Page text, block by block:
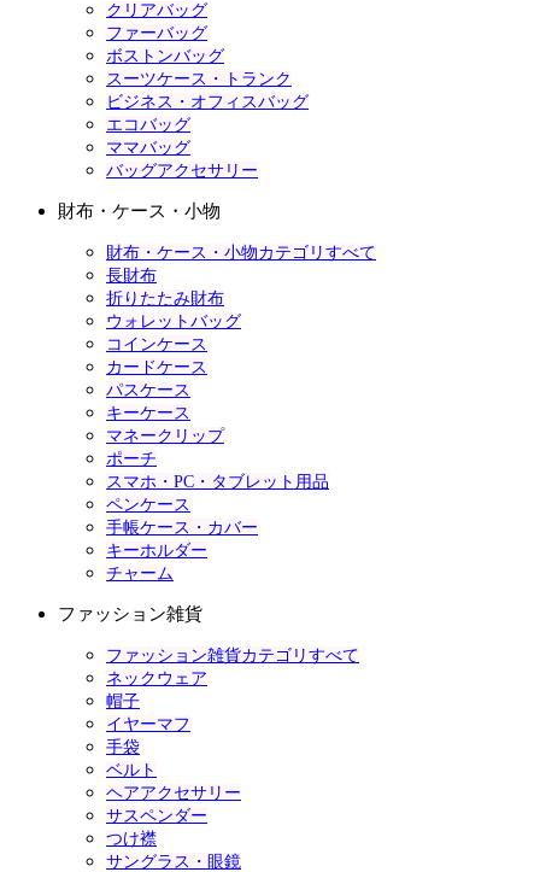
クリアバッグ
ファーバッグ
ボストンバッグ
スーツケース・トランク
ビジネス・オフィスバッグ
エコバッグ
ママバッグ
バッグアクセサリー
財布・ケース・小物
財布・ケース・小物カテゴリすべて
長財布
折りたたみ財布
ウォレットバッグ
コインケース
カードケース
パスケース
キーケース
マネークリップ
ポーチ
スマホ・PC・タブレット用品
ペンケース
手帳ケース・カバー
キーホルダー
チャーム
ファッション雑貨
ファッション雑貨カテゴリすべて
ネックウェア
帽子
イヤーマフ
手袋
ベルト
ヘアアクセサリー
サスペンダー
つけ襟
サングラス・眼鏡